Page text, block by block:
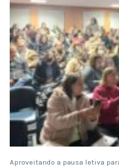
Aproveitando a pausa letiva